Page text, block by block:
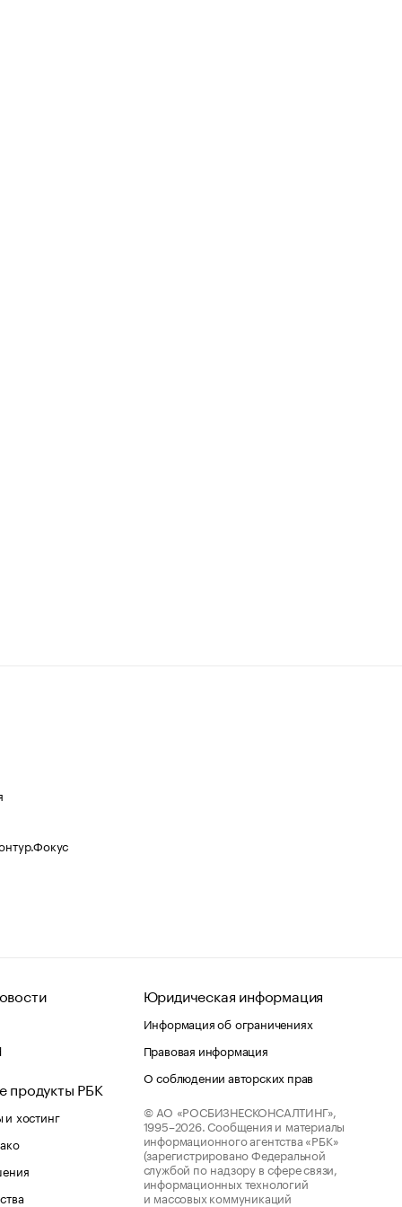
продукты РБК
хостинг
Юридическая информация
Информация об ограничениях
Правовая информация
О соблюдении авторских прав
© АО «РОСБИЗНЕСКОНСАЛТИНГ»,
1995–2026. Сообщения и материалы
информационного агентства «РБК»
(зарегистрировано Федеральной
службой по надзору в сфере связи,
информационных технологий
и массовых коммуникаций